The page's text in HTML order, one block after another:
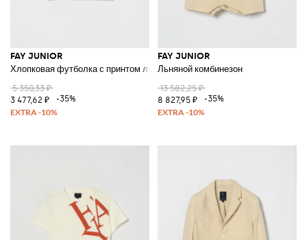
FAY JUNIOR
Хлопковая футболка с принтом логотипа
5 350,33 ₽
3 477,62 ₽
-35%
FAY JUNIOR
Льняной комбинезон
13 582,25 ₽
8 827,95 ₽
-35%